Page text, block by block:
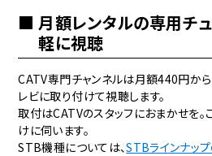
月額レンタルの専用チュ
軽に視聴
CATV専門チャンネルは月額440円から
レビに取り付けて視聴します。
取付はCATVのスタッフにおまかせを
けに伺います。
STB機種については、STBラインナッ